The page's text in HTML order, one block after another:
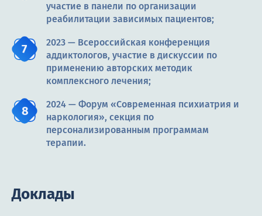
участие в панели по организации
реабилитации зависимых пациентов;
2023 — Всероссийская конференция
аддиктологов, участие в дискуссии по
применению авторских методик
комплексного лечения;
2024 — Форум «Современная психиатрия и
наркология», секция по
персонализированным программам
терапии.
Доклады